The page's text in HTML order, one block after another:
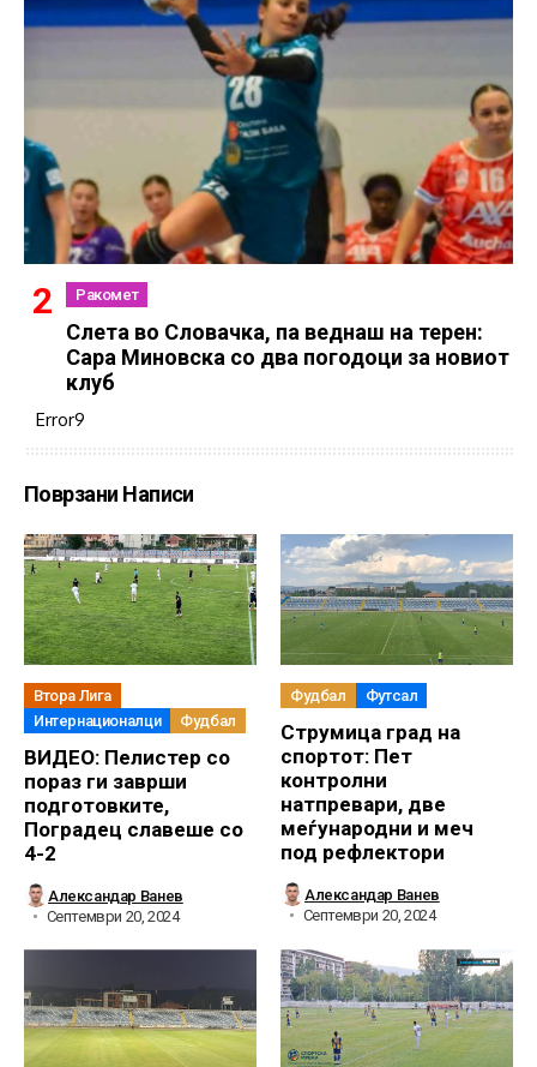
Ракомет
Слетa во Словачка, па веднаш на терен:
Сара Миновска со два погодоци за новиот
клуб
Error9
Поврзани Написи
Втора Лига
Интернационалци
Фудбал
ВИДЕО: Пелистер со
пораз ги заврши
подготовките,
Поградец славеше со
4-2
Александар Ванев
Септември 20, 2024
Фудбал Футсал
Струмица град на
спортот: Пет
контролни
натпревари, две
меѓународни и меч
под рефлектори
Александар Ванев
Септември 20, 2024